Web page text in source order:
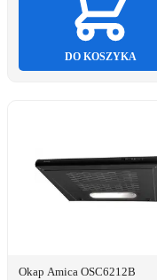
DO KOSZYKA
Okap Amica OSC6212B